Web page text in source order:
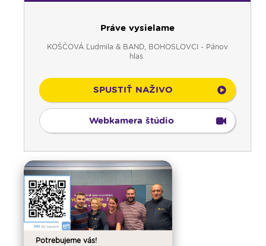
Práve vysielame
KOŠČOVÁ Ľudmila & BAND, BOHOSLOVCI - Pánov
hlas
SPUSTIŤ NAŽIVO
Webkamera štúdio
Potrebujeme vás!